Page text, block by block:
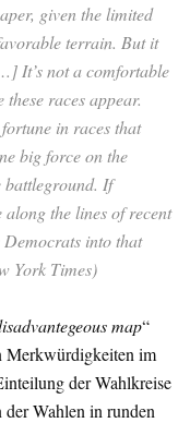
given the limited
terrain. But it
It’s not a comfortable
races appear.
in races that
big force on the
battleground. If
the lines of recent
into that
York Times)
map“
Merkwürdigkeiten im
der Wahlkreise
Wahlen in runden